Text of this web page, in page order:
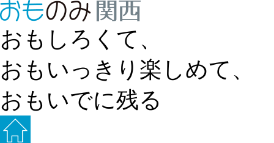
おもしろくて、
おもいっきり楽しめて、
おもいでに残る